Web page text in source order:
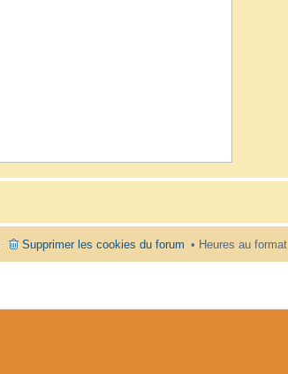
Heures au format
Supprimer les cookies du forum